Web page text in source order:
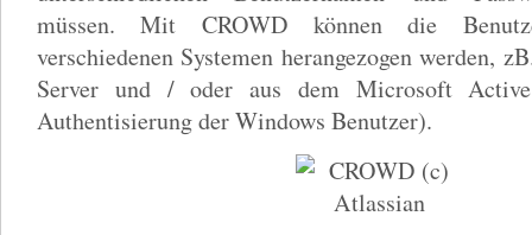
müssen. Mit CROWD können die
verschiedenen Systemen herangezogen werden,
Server und / oder aus dem Microsoft
Authentisierung der Windows Benutzer).